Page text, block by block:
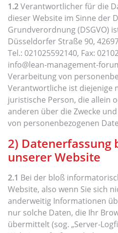
1.2Verantwortlicher für die
dieser Website im Sinne der
Grundverordnung (DSGVO)
Düsseldorfer Straße 90,
Tel.: 021025592140, Fax:
info@lean-management-
Verarbeitung von
Verantwortliche ist diejenige
juristische Person, die allein
anderen über die Zwecke
von personenbezogenen
2) Datenerfassung
unserer Website
2.1 Bei der bloß
Website, also wenn Sie sich
anderweitig Informationen
nur solche Daten, die Ihr
übermittelt (sog. „Server-